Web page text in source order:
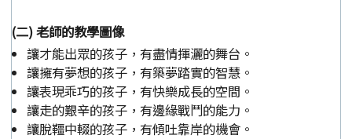
(二) 老師的教學圖像
讓才能出眾的孩子，有盡情揮灑的舞台。
讓擁有夢想的孩子，有築夢踏實的智慧。
讓表現乖巧的孩子，有快樂成長的空間。
讓走的艱辛的孩子，有邊緣戰鬥的能力。
讓脫韁中輟的孩子，有傾吐靠岸的機會。